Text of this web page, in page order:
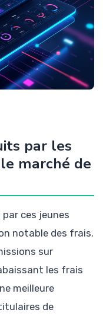
par les
marché de
par ces jeunes
notable des frais.
sur
les frais
meilleure
de